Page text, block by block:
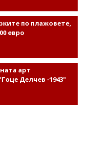
по плажовете,
евро
арт
Делчев -1943"